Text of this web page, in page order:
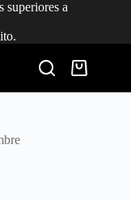
superiores a
Carro
de
compra